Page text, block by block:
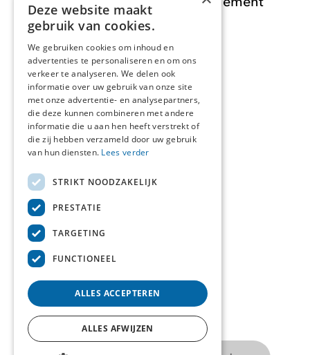
Opdrachten
Actueel
Over ons
Contact
Over deze site
Cookieverklaring
Volg ons op
Deze website maakt
gebruik van cookies.
We gebruiken cookies om inhoud en
advertenties te personaliseren en om ons
verkeer te analyseren. We delen ook
informatie over uw gebruik van onze site
met onze advertentie- en analysepartners,
die deze kunnen combineren met andere
informatie die u aan hen heeft verstrekt of
die zij hebben verzameld door uw gebruik
van hun diensten. Lees verder
STRIKT NOODZAKELIJK
PRESTATIE
TARGETING
FUNCTIONEEL
ALLES ACCEPTEREN
ALLES AFWIJZEN